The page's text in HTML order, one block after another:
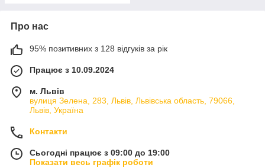
Про нас
95% позитивних з 128 відгуків за рік
Працює з 10.09.2024
м. Львів
вулиця Зелена, 283, Львів, Львівська область, 79066,
Львів, Україна
Контакти
Сьогодні працює з 09:00 до 19:00
Показати весь графік роботи